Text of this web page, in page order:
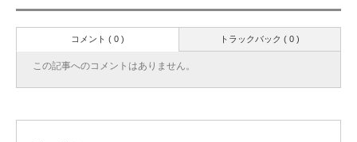
トラックバック ( 0 )
コメント ( 0 )
この記事へのコメントはありません。